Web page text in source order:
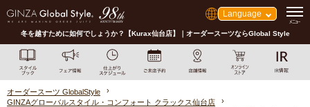
Language
冬を越すために如何でしょうか？【Kurax仙台店】｜オーダースーツならGlobal Style
オーダースーツ GlobalStyle
GINZAグローバルスタイル・コンフォート クラックス仙台店